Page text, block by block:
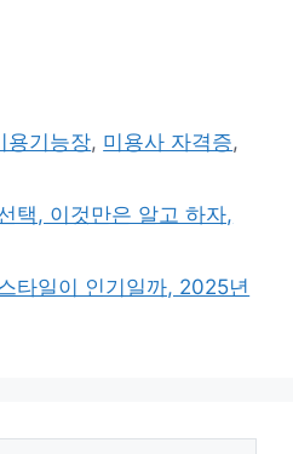
용기능장, 미용사 자격증,
택, 이것만은 알고 하자,
타일이 인기일까, 2025년